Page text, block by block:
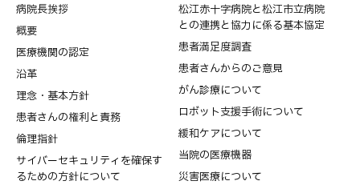
病院⻑挨拶
概要
医療機関の認定
沿革
理念・基本方針
患者さんの権利と責務
倫理指針
サイバーセキュリティを確保す
るための方針について
松江赤十字病院と松江市立病院
との連携と協力に係る基本協定
患者満足度調査
患者さんからのご意見
がん診療について
ロボット支援手術について
緩和ケアについて
当院の医療機器
災害医療について